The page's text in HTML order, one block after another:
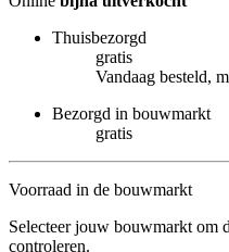
Thuisbezorgd
gratis
Vandaag besteld,
Bezorgd in bouwmarkt
gratis
Voorraad in de bouwmarkt
Selecteer jouw bouwmarkt om
controleren.